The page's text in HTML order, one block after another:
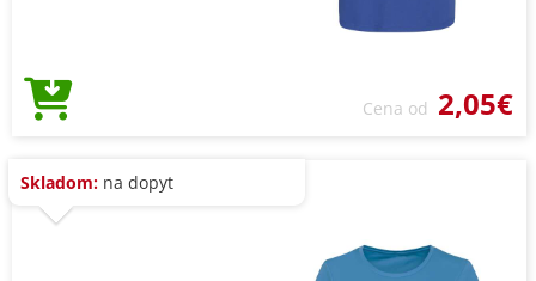
Cena od 2,05€
Skladom: na dopyt